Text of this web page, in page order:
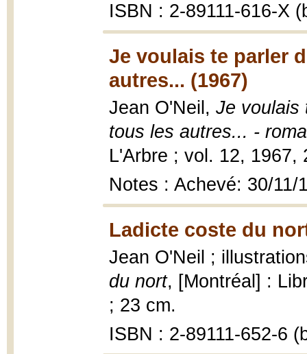
ISBN : 2-89111-616-X
Je voulais te parler
autres... (1967)
Jean O'Neil, Je voulais
tous les autres... -
L'Arbre ; vol. 12, 1967,
Notes : Achevé: 30/11/
Ladicte coste du
Jean O'Neil ;
du nort, [Montréal] :
; 23 cm.
ISBN : 2-89111-652-6